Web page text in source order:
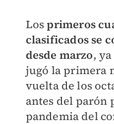
Losprimeros
clasificados se
desde marzo,
jugó la primera
vuelta de los
antes del parón
pandemia del